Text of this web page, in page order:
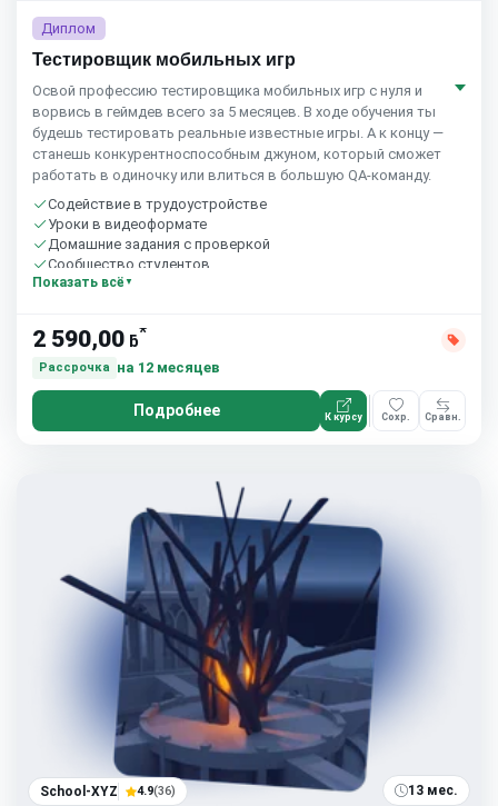
Диплом
Тестировщик мобильных игр
Освой профессию тестировщика мобильных игр с нуля и
ворвись в геймдев всего за 5 месяцев. В ходе обучения ты
будешь тестировать реальные известные игры. А к концу —
станешь конкурентноспособным джуном, который сможет
работать в одиночку или влиться в большую QA-команду.
Содействие в трудоустройстве
Уроки в видеоформате
Домашние задания с проверкой
Сообщество студентов
Показать всё
2 590,00 ƃ*
Рассрочка на 12 месяцев
Подробнее К курсу Сохр. Сравн.
School-XYZ 4.9(36) 13 мес.